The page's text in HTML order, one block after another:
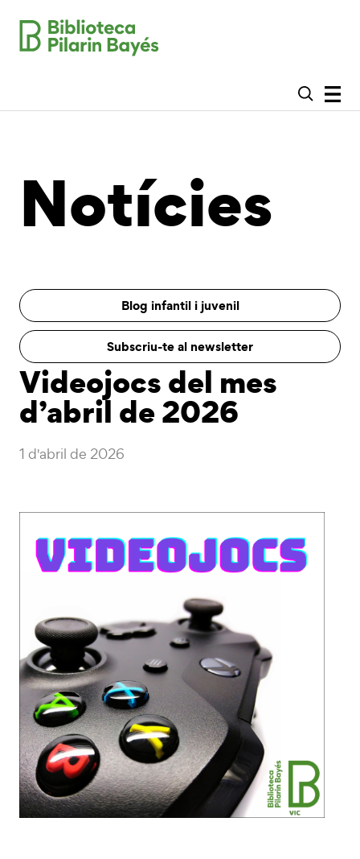
Notícies
Blog infantil i juvenil
Subscriu-te al newsletter
Videojocs del mes
d’abril de 2026
1 d'abril de 2026